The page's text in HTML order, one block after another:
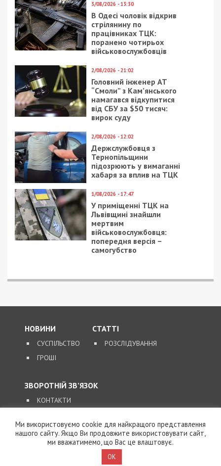
3/08/2026 - 13:30
В Одесі чоловік відкрив
стрілянину по
працівниках ТЦК:
поранено чотирьох
військовослужбовців
2/08/2026 - 21:02
Головний інженер АТ
“Смоли” з Кам’янського
намагався відкупитися
від СБУ за $50 тисяч:
вирок суду
2/08/2026 - 12:02
Держслужбовця з
Тернопільщини
підозрюють у вимаганні
хабаря за вплив на ТЦК
1/08/2026 - 17:47
У приміщенні ТЦК на
Львівщині знайшли
мертвим
військовослужбовця:
попередня версія –
самогубство
НОВИНИ
СУСПІЛЬСТВО
ГРОШІ
СТАТТІ
РОЗСЛІДУВАННЯ
ЗВОРОТНІЙ ЗВ’ЯЗОК
КОНТАКТИ
SUPPORT@49000.COM.UA
© 2026, ВСІ ПРАВА ЗАХИЩЕНІ
Ми використовуємо cookie для найкращого представлення
нашого сайту. Якщо Ви продовжите використовувати сайт,
ми вважатимемо, що Вас це влаштовує.
OK